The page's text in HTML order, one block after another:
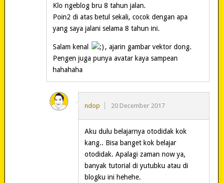
Klo ngeblog bru 8 tahun jalan.
Poin2 di atas betul sekali, cocok dengan apa
yang saya jalani selama 8 tahun ini.
Salam kenal
, ajarin gambar vektor dong.
Pengen juga punya avatar kaya sampean
hahahaha
ndop 20 December 2017
Aku dulu belajarnya otodidak kok
kang.. Bisa banget kok belajar
otodidak. Apalagi zaman now ya,
banyak tutorial di yutubku atau di
blogku ini hehehe.